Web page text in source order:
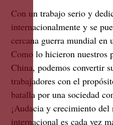
Con un trabajo serio y
internacionalmente y se
cercana guerra mundial en
Como lo hicieron nuestros
China, podemos convertir
trabajadores con el
batalla por una sociedad
¡Audacia y crecimiento
internacional es cada vez